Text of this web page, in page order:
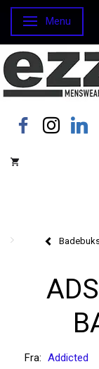
SkifteMenu
Fra: Addicted